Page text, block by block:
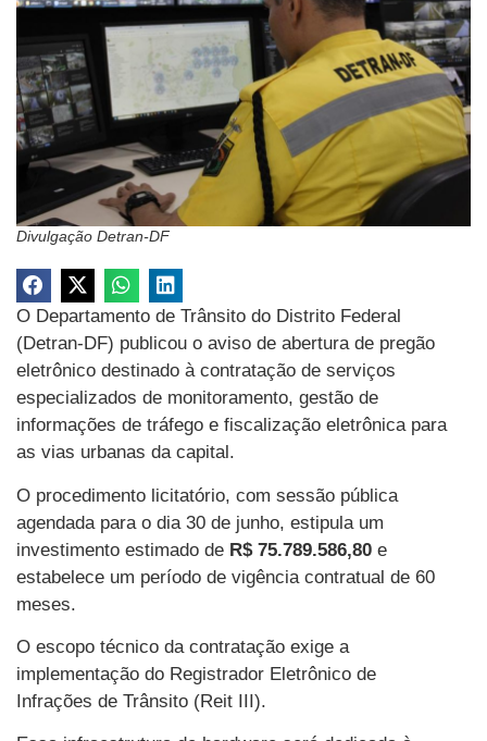
Divulgação Detran-DF
O Departamento de Trânsito do Distrito Federal
(Detran-DF) publicou o aviso de abertura de pregão
eletrônico destinado à contratação de serviços
especializados de monitoramento, gestão de
informações de tráfego e fiscalização eletrônica para
as vias urbanas da capital.
O procedimento licitatório, com sessão pública
agendada para o dia 30 de junho, estipula um
investimento estimado de R$ 75.789.586,80 e
estabelece um período de vigência contratual de 60
meses.
O escopo técnico da contratação exige a
implementação do Registrador Eletrônico de
Infrações de Trânsito (Reit III).